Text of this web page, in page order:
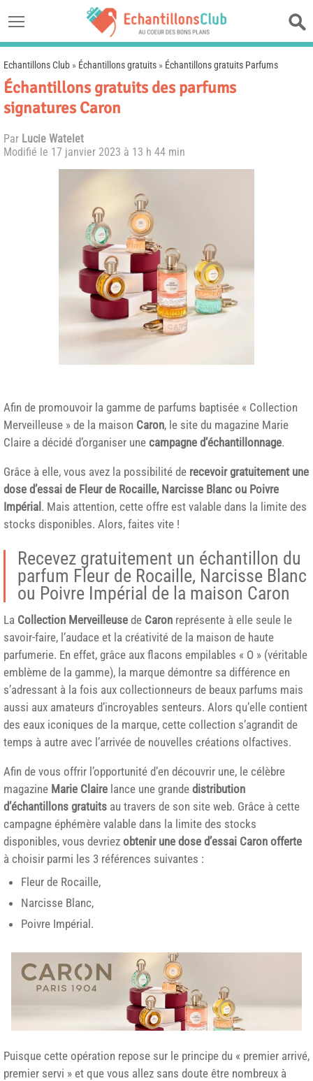
Echantillons Club » Échantillons gratuits » Échantillons gratuits Parfums
Échantillons gratuits des parfums
signatures Caron
Par Lucie Watelet
Modifié le 17 janvier 2023 à 13 h 44 min
Afin de promouvoir la gamme de parfums baptisée « Collection
Merveilleuse » de la maison Caron, le site du magazine Marie
Claire a décidé d’organiser une campagne d’échantillonnage.
Grâce à elle, vous avez la possibilité de recevoir gratuitement une
dose d’essai de Fleur de Rocaille, Narcisse Blanc ou Poivre
Impérial. Mais attention, cette offre est valable dans la limite des
stocks disponibles. Alors, faites vite !
Recevez gratuitement un échantillon du
parfum Fleur de Rocaille, Narcisse Blanc
ou Poivre Impérial de la maison Caron
La Collection Merveilleuse de Caron représente à elle seule le
savoir-faire, l’audace et la créativité de la maison de haute
parfumerie. En effet, grâce aux flacons empilables « O » (véritable
emblème de la gamme), la marque démontre sa différence en
s’adressant à la fois aux collectionneurs de beaux parfums mais
aussi aux amateurs d’incroyables senteurs. Alors qu’elle contient
des eaux iconiques de la marque, cette collection s’agrandit de
temps à autre avec l’arrivée de nouvelles créations olfactives.
Afin de vous offrir l’opportunité d’en découvrir une, le célèbre
magazine Marie Claire lance une grande distribution
d’échantillons gratuits au travers de son site web. Grâce à cette
campagne éphémère valable dans la limite des stocks
disponibles, vous devriez obtenir une dose d’essai Caron offerte
à choisir parmi les 3 références suivantes :
Fleur de Rocaille,
Narcisse Blanc,
Poivre Impérial.
Puisque cette opération repose sur le principe du « premier arrivé,
premier servi » et que vous allez sans doute être nombreux à